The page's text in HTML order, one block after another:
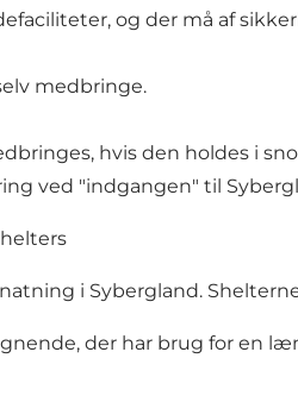
og der må af
medbringe.
hvis den holdes i
ved "indgangen" til
i Sybergland.
der har brug for en